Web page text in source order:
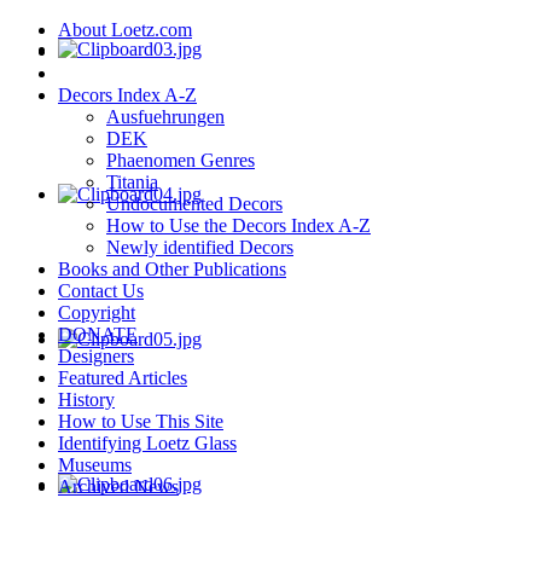
About Loetz.com
Decors Index A-Z
Ausfuehrungen
DEK
Phaenomen Genres
Titania
Undocumented Decors
How to Use the Decors Index A-Z
Newly identified Decors
Books and Other Publications
Contact Us
Copyright
DONATE
Designers
Featured Articles
History
How to Use This Site
Identifying Loetz Glass
Museums
Archived News